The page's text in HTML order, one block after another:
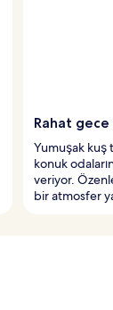
Rahat
Yumuşak kuş
konuk
veriyor.
bir atmosfer